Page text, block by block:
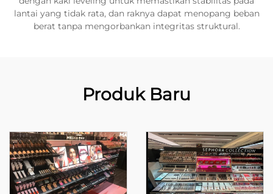
lantai yang tidak rata, dan raknya dapat menopang beban
berat tanpa mengorbankan integritas struktural.
Produk Baru